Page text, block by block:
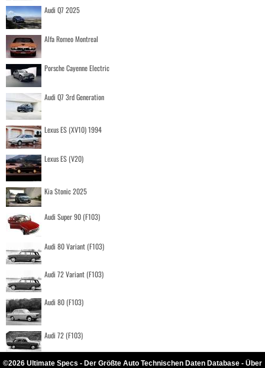
Audi Q7 2025
Alfa Romeo Montreal
Porsche Cayenne Electric
Audi Q7 3rd Generation
Lexus ES (XV10) 1994
Lexus ES (V20)
Kia Stonic 2025
Audi Super 90 (F103)
Audi 80 Variant (F103)
Audi 72 Variant (F103)
Audi 80 (F103)
Audi 72 (F103)
©2026 Ultimate Specs - Der Größte Auto Technischen Daten Database - Über